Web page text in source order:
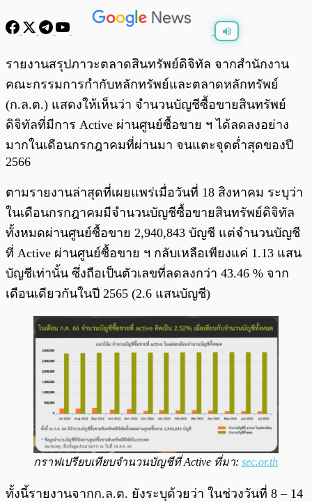
พร้อมเล่น 0:00 /
รายงานสรุปภาวะตลาดสินทรัพย์ดิจิทัล จากสำนักงาน
คณะกรรมการกำกับหลักทรัพย์และตลาดหลักทรัพย์
(ก.ล.ต.) แสดงให้เห็นว่า จำนวนบัญชีซื้อขายสินทรัพย์
ดิจิทัลที่มีการ Active ผ่านศูนย์ซื้อขาย ฯ ได้ลดลงอย่าง
มากในเดือนกรกฎาคมที่ผ่านมา จนแตะจุดต่ำสุดของปี
2566
ตามรายงานล่าสุดที่เผยแพร่เมื่อวันที่ 18 สิงหาคม ระบุว่า
ในเดือนกรกฎาคมมีจำนวนบัญชีซื้อขายสินทรัพย์ดิจิทัล
ทั้งหมดผ่านศูนย์ซื้อขาย 2,940,843 บัญชี แต่จำนวนบัญชี
ที่ Active ผ่านศูนย์ซื้อขาย ฯ กลับเหลือเพียงแค่ 1.13 แสน
บัญชีเท่านั้น ซึ่งถือเป็นตัวเลขที่ลดลงกว่า 43.46 % จาก
เดือนเดียวกันในปี 2565 (2.6 แสนบัญชี)
กราฟเปรียบเทียบจำนวนบัญชีที่ Active ที่มา: sec.or.th
ทั้งนี้รายงานจากก.ล.ต. ยังระบุด้วยว่า ในช่วงวันที่ 8 – 14